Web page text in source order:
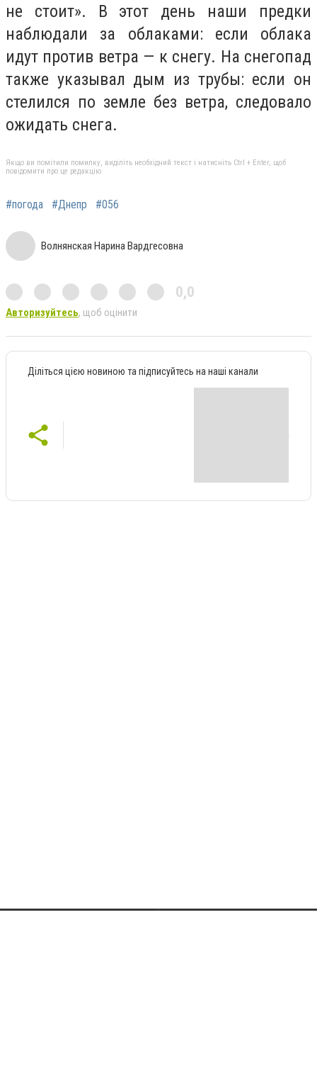
не стоит». В этот день наши предки
наблюдали за облаками: если облака
идут против ветра — к снегу. На снегопад
также указывал дым из трубы: если он
стелился по земле без ветра, следовало
ожидать снега.
Якщо ви помітили помилку, виділіть необхідний текст і натисніть Ctrl + Enter, щоб
повідомити про це редакцію
#погода #Днепр #056
Волнянская Нарина Вардгесовна
0,0
Авторизуйтесь, щоб оцінити
Діліться цією новиною та підписуйтесь на наші канали